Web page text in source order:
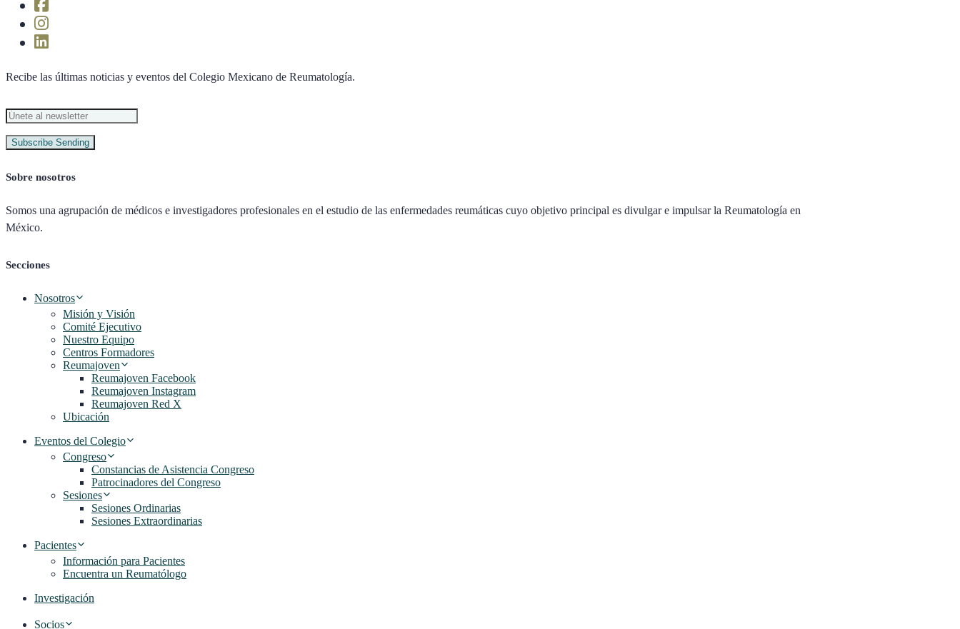
Recibe las últimas noticias y eventos del Colegio Mexicano de Reumatología.
Subscribe Sending
Sobre nosotros
Somos una agrupación de médicos e investigadores profesionales en el estudio de las enfermedades reumáticas cuyo objetivo principal es divulgar e impulsar la Reumatología en
México.
Secciones
Nosotros
Misión y Visión
Comité Ejecutivo
Nuestro Equipo
Centros Formadores
Reumajoven
Reumajoven Facebook
Reumajoven Instagram
Reumajoven Red X
Ubicación
Eventos del Colegio
Congreso
Constancias de Asistencia Congreso
Patrocinadores del Congreso
Sesiones
Sesiones Ordinarias
Sesiones Extraordinarias
Pacientes
Información para Pacientes
Encuentra un Reumatólogo
Investigación
Socios